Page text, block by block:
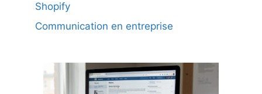
Shopify
Communication en entreprise